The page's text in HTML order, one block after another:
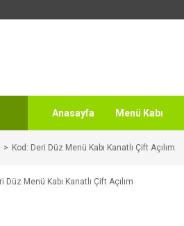
Anasayfa Menü Kabı
Kod: Deri Düz Menü Kabı Kanatlı Çift Açılım